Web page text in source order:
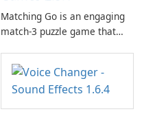
Matching Go is an engaging
match-3 puzzle game that
and her charming corgi,
Ollie, on an adventurous
journey across diverse
landscapes.